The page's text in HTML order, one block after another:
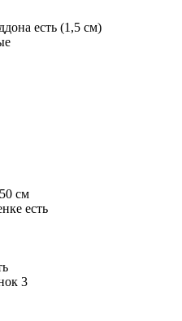
есть (1,5 см)
см
есть
3